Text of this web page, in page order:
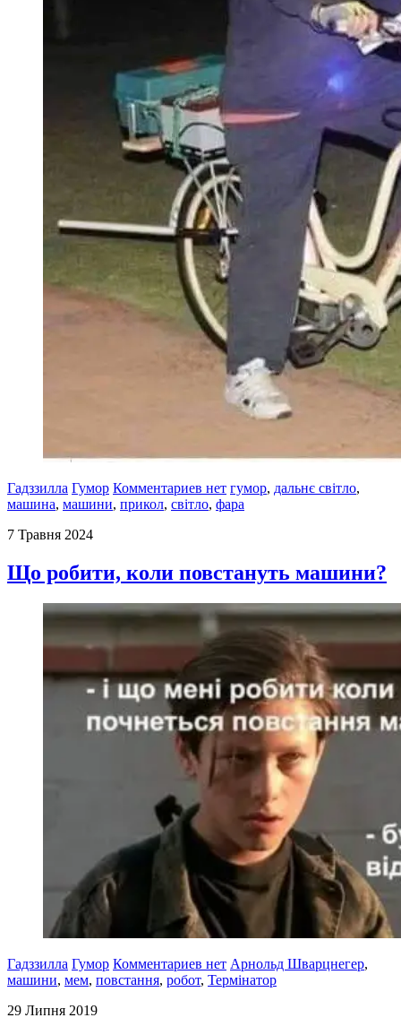
Гадззилла Гумор Комментариев нет гумор, дальнє світло,
машина, машини, прикол, світло, фара
7 Травня 2024
Що робити, коли повстануть машини?
Гадззилла Гумор Комментариев нет Арнольд Шварцнегер,
машини, мем, повстання, робот, Термінатор
29 Липня 2019